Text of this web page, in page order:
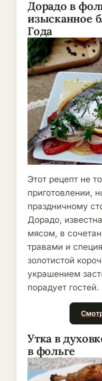
Дорадо в
изысканное
Года
Этот рецепт не
приготовлении,
праздничному
Дорадо,
мясом, в
травами и
золотистой
украшением
порадует гостей.
Утка в
в фольге